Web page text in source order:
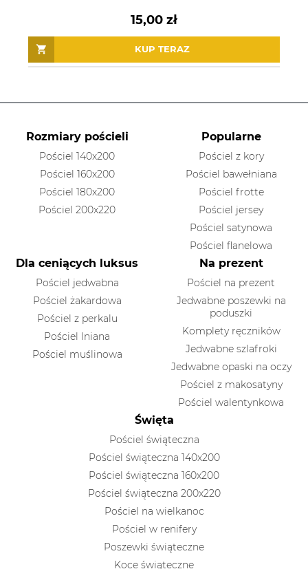
15,00 zł
KUP TERAZ
Rozmiary pościeli
Pościel 140x200
Pościel 160x200
Pościel 180x200
Pościel 200x220
Popularne
Pościel z kory
Pościel bawełniana
Pościel frotte
Pościel jersey
Pościel satynowa
Pościel flanelowa
Dla ceniących luksus
Pościel jedwabna
Pościel żakardowa
Pościel z perkalu
Pościel lniana
Pościel muślinowa
Na prezent
Pościel na prezent
Jedwabne poszewki na
poduszki
Komplety ręczników
Jedwabne szlafroki
Jedwabne opaski na oczy
Pościel z makosatyny
Pościel walentynkowa
Święta
Pościel świąteczna
Pościel świąteczna 140x200
Pościel świąteczna 160x200
Pościel świąteczna 200x220
Pościel na wielkanoc
Pościel w renifery
Poszewki świąteczne
Koce świąteczne